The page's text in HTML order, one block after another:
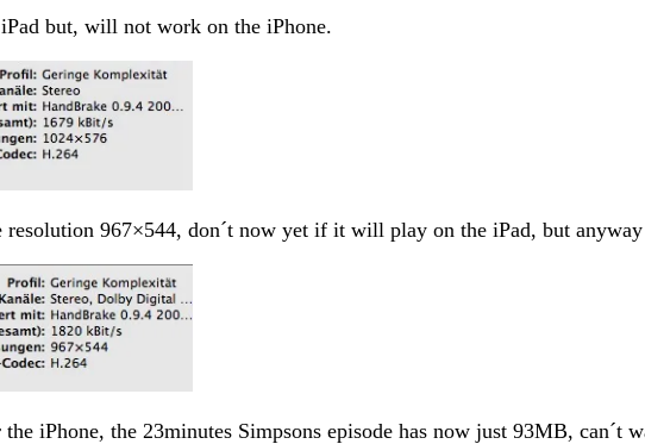
but, will not work on the iPhone.
967×544, don´t now yet if it will play on the iPad, but
iPhone, the 23minutes Simpsons episode has now just 93MB, can´t